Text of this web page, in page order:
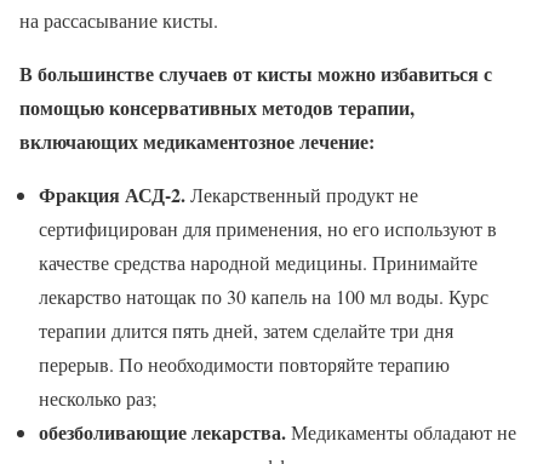
на рассасывание кисты.
В большинстве случаев от кисты можно избавиться с
помощью консервативных методов терапии,
включающих медикаментозное лечение:
Фракция АСД-2.Лекарственный продукт не
сертифицирован для применения, но его используют в
качестве средства народной медицины. Принимайте
лекарство натощак по 30 капель на 100 мл воды. Курс
терапии длится пять дней, затем сделайте три дня
перерыв. По необходимости повторяйте терапию
несколько раз;
обезболивающие лекарства.Медикаменты обладают не